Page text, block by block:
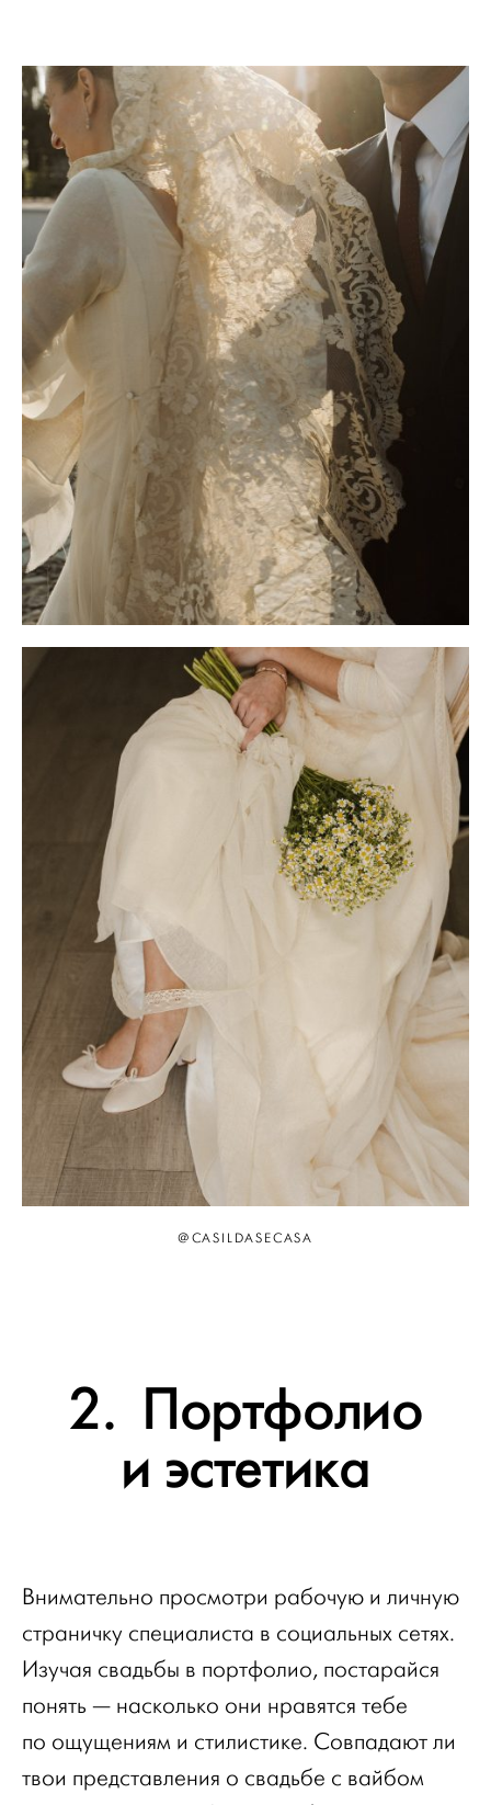
@CASILDASECASA
2. Портфолио
и эстетика
Внимательно просмотри рабочую и личную
страничку специалиста в социальных сетях.
Изучая свадьбы в портфолио, постарайся
понять — насколько они нравятся тебе
по ощущениям и стилистике. Совпадают ли
твои представления о свадьбе с вайбом